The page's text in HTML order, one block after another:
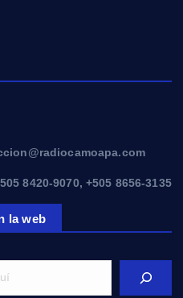
8420-9070, +505 8656-3135
la web